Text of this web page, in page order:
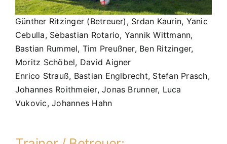
Günther Ritzinger (Betreuer), Srdan Kaurin, Yanic
Cebulla, Sebastian Rotario, Yannik Wittmann,
Bastian Rummel, Tim Preußner, Ben Ritzinger,
Moritz Schöbel, David Aigner
Enrico Strauß, Bastian Englbrecht, Stefan Prasch,
Johannes Roithmeier, Jonas Brunner, Luca
Vukovic, Johannes Hahn